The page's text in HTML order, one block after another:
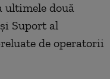
ultimele două
Suport al
de operatorii